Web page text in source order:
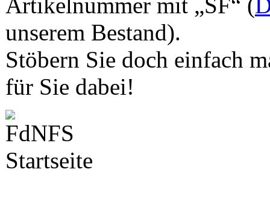
unserem Bestand).
Stöbern Sie doch einfach
für Sie dabei!